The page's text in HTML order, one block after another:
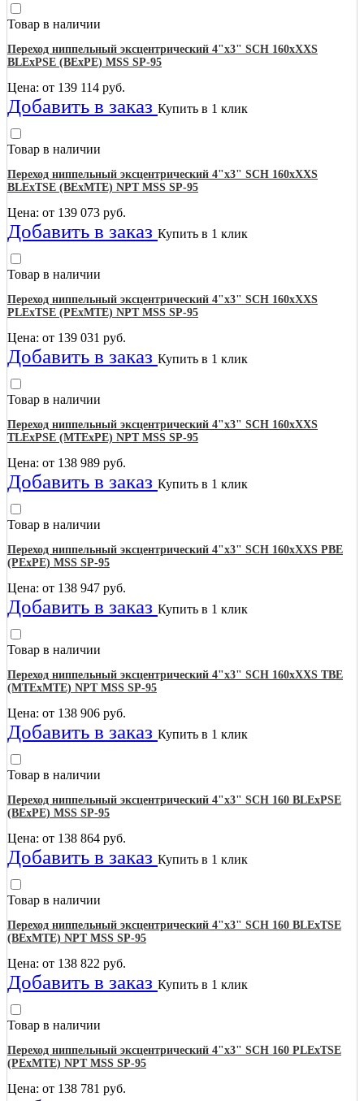
Товар в наличии
Переход ниппельный эксцентрический 4"х3" SCH 160хXXS
BLEхPSE (BEхPE) MSS SP-95
Цена: от 139 114 руб.
Добавить в заказ Купить в 1 клик
Товар в наличии
Переход ниппельный эксцентрический 4"х3" SCH 160хXXS
BLEхTSE (BEхMTE) NPT MSS SP-95
Цена: от 139 073 руб.
Добавить в заказ Купить в 1 клик
Товар в наличии
Переход ниппельный эксцентрический 4"х3" SCH 160хXXS
PLEхTSE (PEхMTE) NPT MSS SP-95
Цена: от 139 031 руб.
Добавить в заказ Купить в 1 клик
Товар в наличии
Переход ниппельный эксцентрический 4"х3" SCH 160хXXS
TLEхPSE (MTEхPE) NPT MSS SP-95
Цена: от 138 989 руб.
Добавить в заказ Купить в 1 клик
Товар в наличии
Переход ниппельный эксцентрический 4"х3" SCH 160хXXS PBE
(PEхPE) MSS SP-95
Цена: от 138 947 руб.
Добавить в заказ Купить в 1 клик
Товар в наличии
Переход ниппельный эксцентрический 4"х3" SCH 160хXXS TBE
(MTEхMTE) NPT MSS SP-95
Цена: от 138 906 руб.
Добавить в заказ Купить в 1 клик
Товар в наличии
Переход ниппельный эксцентрический 4"х3" SCH 160 BLEхPSE
(BEхPE) MSS SP-95
Цена: от 138 864 руб.
Добавить в заказ Купить в 1 клик
Товар в наличии
Переход ниппельный эксцентрический 4"х3" SCH 160 BLEхTSE
(BEхMTE) NPT MSS SP-95
Цена: от 138 822 руб.
Добавить в заказ Купить в 1 клик
Товар в наличии
Переход ниппельный эксцентрический 4"х3" SCH 160 PLEхTSE
(PEхMTE) NPT MSS SP-95
Цена: от 138 781 руб.